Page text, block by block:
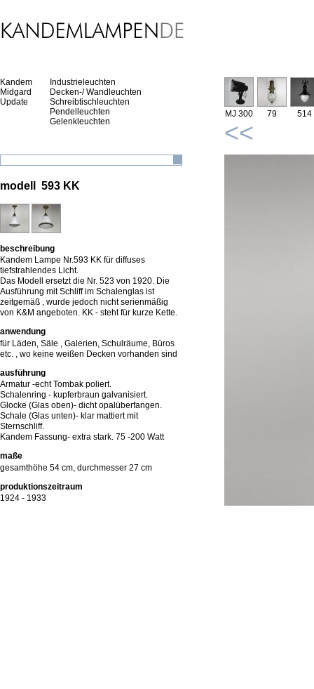
Kandem
Midgard
Update
Industrieleuchten
Decken-/ Wandleuchten
Schreibtischleuchten
Pendelleuchten
Gelenkleuchten
modell 593 KK
beschreibung
Kandem Lampe Nr.593 KK für diffuses
tiefstrahlendes Licht.
Das Modell ersetzt die Nr. 523 von 1920. Die
Ausführung mit Schliff im Schalenglas ist
zeitgemäß , wurde jedoch nicht serienmäßig
von K&M angeboten. KK - steht für kurze Kette.
anwendung
für Läden, Säle , Galerien, Schulräume, Büros
etc. , wo keine weißen Decken vorhanden sind
ausführung
Armatur -echt Tombak poliert.
Schalenring - kupferbraun galvanisiert.
Glocke (Glas oben)- dicht opalüberfangen.
Schale (Glas unten)- klar mattiert mit
Sternschliff.
Kandem Fassung- extra stark. 75 -200 Watt
maße
gesamthöhe 54 cm, durchmesser 27 cm
produktionszeitraum
1924 - 1933
MJ 300 79 514
<<